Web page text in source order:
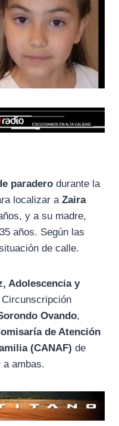
paradero durante la
localizar a Zaira
y a su madre,
años. Según las
de calle.
Adolescencia y
Ovando,
de Atención
(CANAF) de
a ambas.